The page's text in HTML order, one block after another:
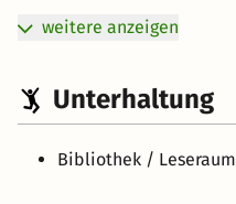
weitere anzeigen
Unterhaltung
Bibliothek / Leseraum